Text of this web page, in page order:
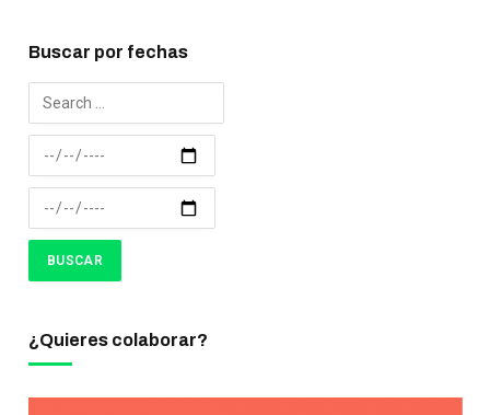
Buscar por fechas
¿Quieres colaborar?